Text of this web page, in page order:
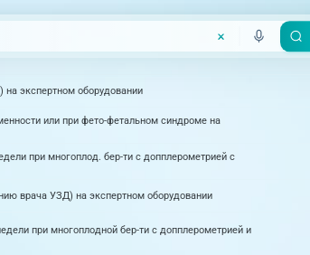
экспертном оборудовании
или при фето-фетальном синдроме на
при многоплод. бер-ти с допплерометрией с
врача УЗД) на экспертном оборудовании
при многоплодной бер-ти с допплерометрией и